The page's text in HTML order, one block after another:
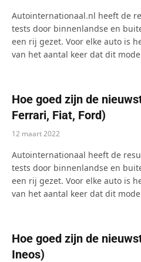
Autointernationaal.nl heeft de
tests door binnenlandse en
een rij gezet. Voor elke auto is
van het aantal keer dat dit
Hoe goed zijn de
Ferrari, Fiat, Ford)
12 maart 2022
Autointernationaal heeft de
tests door binnenlandse en
een rij gezet. Voor elke auto is
van het aantal keer dat dit
Hoe goed zijn de
Ineos)